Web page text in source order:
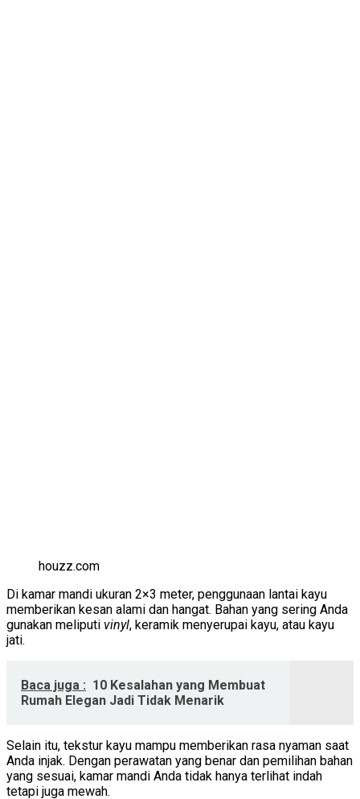
houzz.com
Di kamar mandi ukuran 2×3 meter, penggunaan lantai kayu
memberikan kesan alami dan hangat. Bahan yang sering Anda
gunakan meliputi vinyl, keramik menyerupai kayu, atau kayu
jati.
Baca juga : 10 Kesalahan yang Membuat
Rumah Elegan Jadi Tidak Menarik
Selain itu, tekstur kayu mampu memberikan rasa nyaman saat
Anda injak. Dengan perawatan yang benar dan pemilihan bahan
yang sesuai, kamar mandi Anda tidak hanya terlihat indah
tetapi juga mewah.